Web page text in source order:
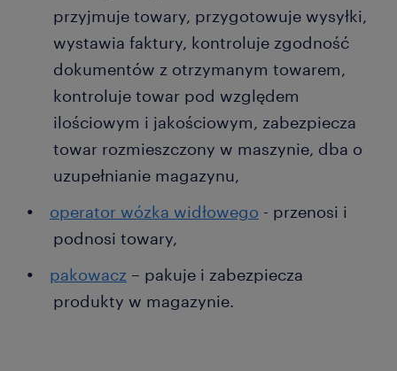
przyjmuje towary, przygotowuje wysyłki,
wystawia faktury, kontroluje zgodność
dokumentów z otrzymanym towarem,
kontroluje towar pod względem
ilościowym i jakościowym, zabezpiecza
towar rozmieszczony w maszynie, dba o
uzupełnianie magazynu,
operator wózka widłowego - przenosi i
podnosi towary,
pakowacz – pakuje i zabezpiecza
produkty w magazynie.